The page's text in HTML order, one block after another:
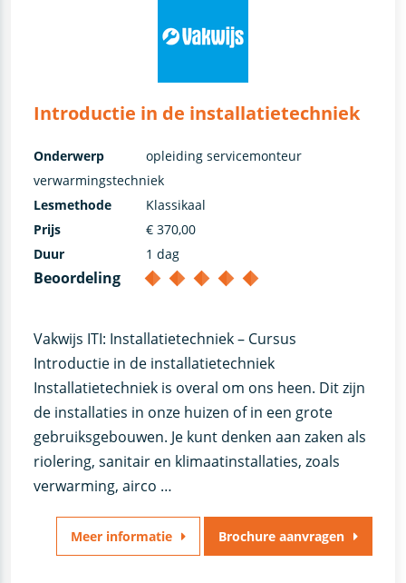
Introductie in de installatietechniek
Vakwijs ITI: Installatietechniek – Cursus
Introductie in de installatietechniek
Installatietechniek is overal om ons heen. Dit zijn
de installaties in onze huizen of in een grote
gebruiksgebouwen. Je kunt denken aan zaken als
riolering, sanitair en klimaatinstallaties, zoals
verwarming, airco …
Onderwerp
opleiding servicemonteur
verwarmingstechniek
Lesmethode
Klassikaal
Prijs
€ 370,00
Duur
1 dag
Beoordeling
Meer informatie Brochure aanvragen